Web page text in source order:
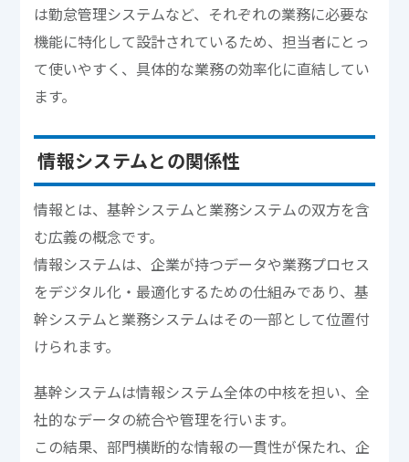
は勤怠管理システムなど、それぞれの業務に必要な
機能に特化して設計されているため、担当者にとっ
て使いやすく、具体的な業務の効率化に直結してい
ます。
情報システムとの関係性
情報とは、基幹システムと業務システムの双方を含
む広義の概念です。
情報システムは、企業が持つデータや業務プロセス
をデジタル化・最適化するための仕組みであり、基
幹システムと業務システムはその一部として位置付
けられます。
基幹システムは情報システム全体の中核を担い、全
社的なデータの統合や管理を行います。
この結果、部門横断的な情報の一貫性が保たれ、企